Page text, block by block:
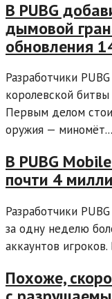
В PUBG
дымовой
обновления
Разработчики
королевской
Первым делом
оружия —
В PUBG
почти 4
Разработчики
за одну неделю
аккаунтов
Похоже,